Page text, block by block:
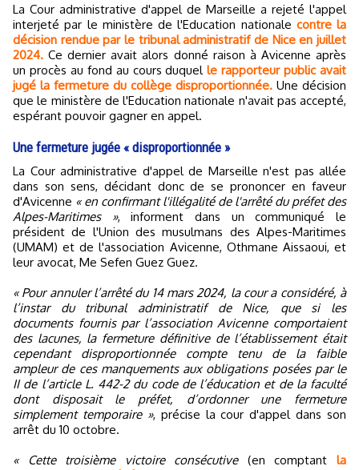
La Cour administrative d'appel de Marseille a rejeté l'appel
interjeté par le ministère de l'Education nationale contre la
décision rendue par le tribunal administratif de Nice en juillet
2024. Ce dernier avait alors donné raison à Avicenne après
un procès au fond au cours duquelle rapporteur public avait
jugé la fermeture du collège disproportionnée. Une décision
que le ministère de l'Education nationale n'avait pas accepté,
espérant pouvoir gagner en appel.
Une fermeture jugée « disproportionnée »
La Cour administrative d'appel de Marseille n'est pas allée
dans son sens, décidant donc de se prononcer en faveur
d'Avicenne « en confirmant l'illégalité de l'arrêté du préfet des
Alpes-Maritimes », informent dans un communiqué le
président de l'Union des musulmans des Alpes-Maritimes
(UMAM) et de l'association Avicenne, Othmane Aissaoui, et
leur avocat, Me Sefen Guez Guez.
« Pour annuler l’arrêté du 14 mars 2024, la cour a considéré, à
l’instar du tribunal administratif de Nice, que si les
documents fournis par l’association Avicenne comportaient
des lacunes, la fermeture définitive de l’établissement était
cependant disproportionnée compte tenu de la faible
ampleur de ces manquements aux obligations posées par le
II de l’article L. 442-2 du code de l’éducation et de la faculté
dont disposait le préfet, d’ordonner une fermeture
simplement temporaire », précise la cour d'appel dans son
arrêt du 10 octobre.
« Cette troisième victoire consécutive(en comptantla